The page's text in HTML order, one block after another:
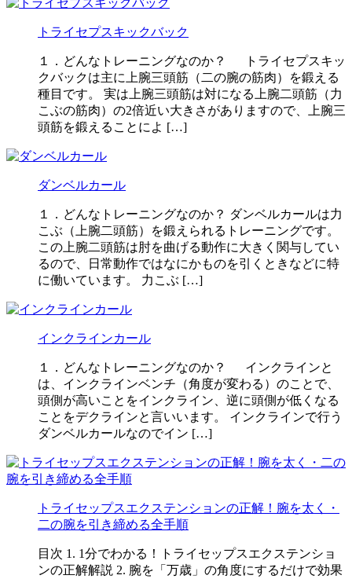
トライセプスキックバック
１．どんなトレーニングなのか？ トライセプスキッ
クバックは主に上腕三頭筋（二の腕の筋肉）を鍛える
種目です。 実は上腕三頭筋は対になる上腕二頭筋（力
こぶの筋肉）の2倍近い大きさがありますので、上腕三
頭筋を鍛えることによ […]
ダンベルカール
１．どんなトレーニングなのか？ ダンベルカールは力
こぶ（上腕二頭筋）を鍛えられるトレーニングです。
この上腕二頭筋は肘を曲げる動作に大きく関与してい
るので、日常動作ではなにかものを引くときなどに特
に働いています。 力こぶ […]
インクラインカール
１．どんなトレーニングなのか？ インクラインと
は、インクラインベンチ（角度が変わる）のことで、
頭側が高いことをインクライン、逆に頭側が低くなる
ことをデクラインと言いいます。 インクラインで行う
ダンベルカールなのでイン […]
トライセップスエクステンションの正解！腕を太く・
二の腕を引き締める全手順
目次 1. 1分でわかる！トライセップスエクステンショ
ンの正解解説 2. 腕を「万歳」の角度にするだけで効果